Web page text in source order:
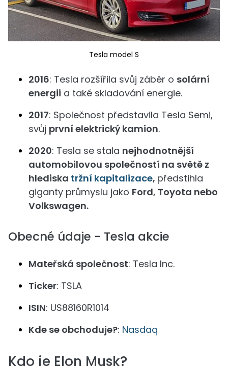
Tesla model S
2016: Tesla rozšířila svůj záběr o solární
energii a také skladování energie.
2017: Společnost představila Tesla Semi,
svůj první elektrický kamion.
2020: Tesla se stala nejhodnotnější
automobilovou společností na světě z
hlediska tržní kapitalizace, předstihla
giganty průmyslu jako Ford, Toyota nebo
Volkswagen.
Obecné údaje - Tesla akcie
Mateřská společnost: Tesla Inc.
Ticker: TSLA
ISIN: US88160R1014
Kde se obchoduje?: Nasdaq
Kdo je Elon Musk?